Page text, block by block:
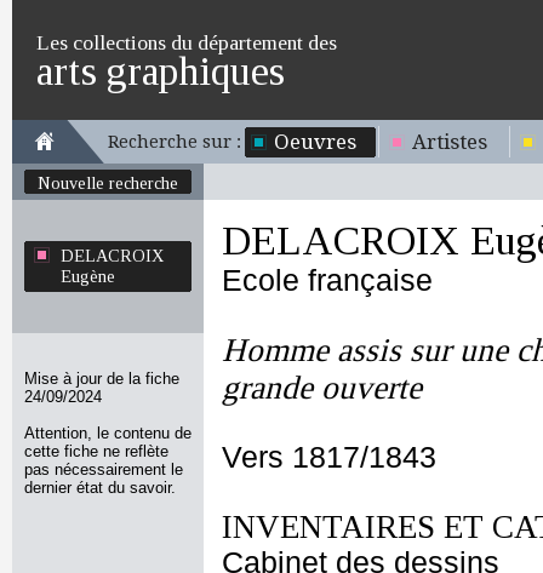
Les collections du département des
arts graphiques
Recherche sur : Oeuvres Artistes
Nouvelle recherche
DELACROIX
Eugène
Mise à jour de la fiche
24/09/2024
Attention, le contenu de
cette fiche ne reflète
pas nécessairement le
dernier état du savoir.
DELACROIX
Ecole française
Homme assis sur une
grande ouverte
Vers 1817/1843
INVENTAIRES ET
Cabinet des dessins